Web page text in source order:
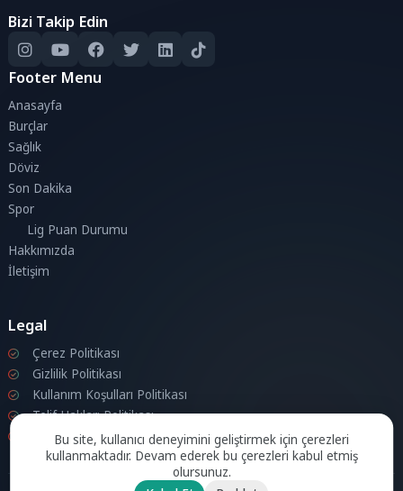
Bizi Takip Edin
Footer Menu
Anasayfa
Burçlar
Sağlık
Döviz
Son Dakika
Spor
Lig Puan Durumu
Hakkımızda
İletişim
Legal
Çerez Politikası
Gizlilik Politikası
Kullanım Koşulları Politikası
Telif Hakları Politikası
İletişim
Bu site, kullanıcı deneyimini geliştirmek için çerezleri
kullanmaktadır. Devam ederek bu çerezleri kabul etmiş
olursunuz.